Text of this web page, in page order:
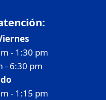
- 1:30 pm
- 6:30 pm
- 1:15 pm